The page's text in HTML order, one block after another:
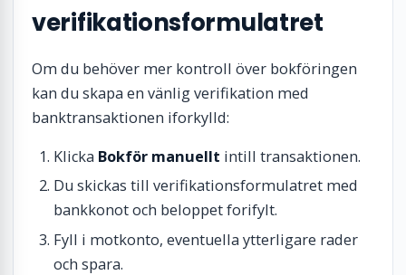
verifikationsformulatret
Om du behöver mer kontroll över bokföringen
kan du skapa en vänlig verifikation med
banktransaktionen iforkylld:
Klicka Bokför manuellt intill transaktionen.
Du skickas till verifikationsformulatret med
bankkonot och beloppet forifylt.
Fyll i motkonto, eventuella ytterligare rader
och spara.